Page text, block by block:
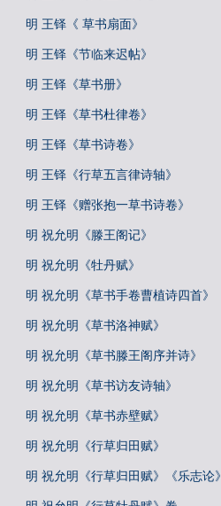
明 王铎《 草书扇面》
明 王铎《节临来迟帖》
明 王铎《草书册》
明 王铎《草书杜律卷》
明 王铎《草书诗卷》
明 王铎《行草五言律诗轴》
明 王铎《赠张抱一草书诗卷》
明 祝允明《滕王阁记》
明 祝允明《牡丹赋》
明 祝允明《草书手卷曹植诗四首》
明 祝允明《草书洛神赋》
明 祝允明《草书滕王阁序并诗》
明 祝允明《草书访友诗轴》
明 祝允明《草书赤壁赋》
明 祝允明《行草归田赋》
明 祝允明《行草归田赋》《乐志论》